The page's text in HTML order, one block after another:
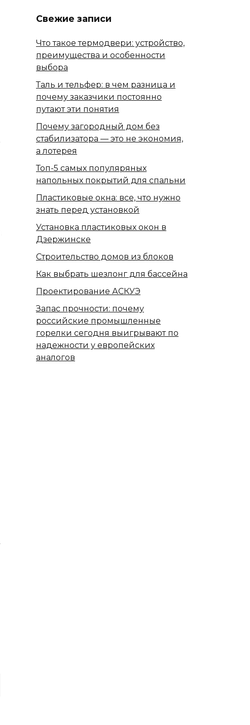
Свежие записи
Что такое термодвери: устройство,
преимущества и особенности
выбора
Таль и тельфер: в чем разница и
почему заказчики постоянно
путают эти понятия
Почему загородный дом без
стабилизатора — это не экономия,
а лотерея
Топ-5 самых популяряных
напольных покрытий для спальни
Пластиковые окна: все, что нужно
знать перед установкой
Установка пластиковых окон в
Дзержинске
Строительство домов из блоков
Как выбрать шезлонг для бассейна
Проектирование АСКУЭ
Запас прочности: почему
российские промышленные
горелки сегодня выигрывают по
надежности у европейских
аналогов